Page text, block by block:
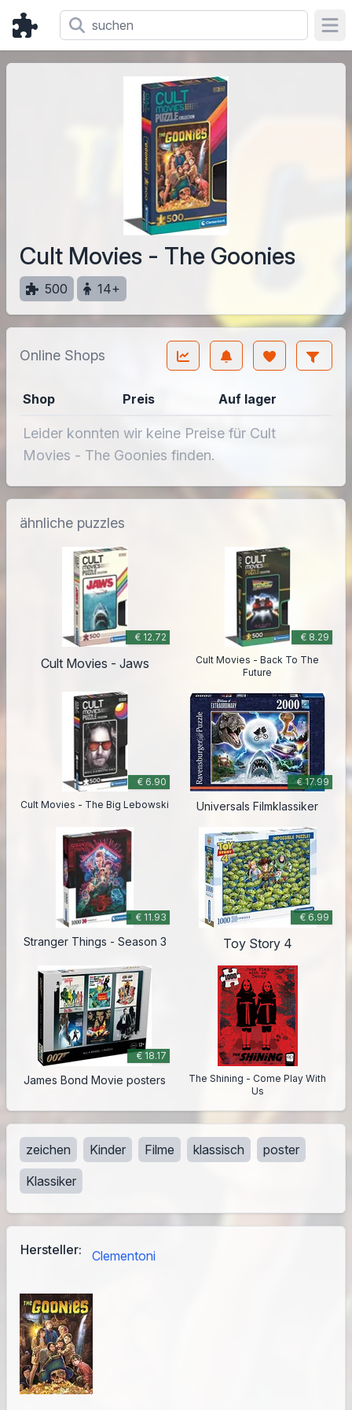
Cult Movies - The Goonies
500 14+
Hersteller: Clementoni
Online Shops
Shop Preis Auf lager
Leider konnten wir keine Preise für Cult
Movies - The Goonies finden.
ähnliche puzzles
€ 12.72
Cult Movies - Jaws
€ 8.29
Cult Movies - Back To The
Future
€ 6.90
Cult Movies - The Big Lebowski
€ 17.99
Universals Filmklassiker
€ 11.93
Stranger Things - Season 3
€ 6.99
Toy Story 4
€ 18.17
James Bond Movie posters
The Shining - Come Play With
Us
zeichen Kinder Filme klassisch
poster
Klassiker